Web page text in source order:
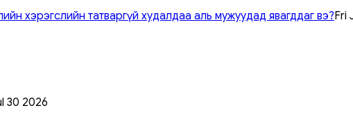
хэрэгслийн татваргүй худалдаа аль мужуудад явагддаг вэ?Fri
30 2026